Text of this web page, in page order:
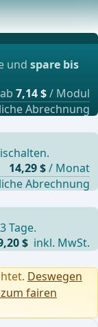
de
Tage.
$ inkl. MwSt.
undspare bis
ab 7,14 $/ Modul
Abrechnung
14,29 $/ Monat
Abrechnung
Deswegen
fairen